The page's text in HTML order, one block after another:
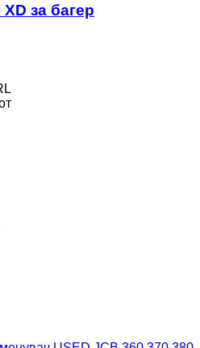
за багер